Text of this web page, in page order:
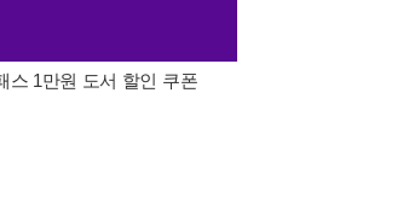
스 1만원 도서 할인 쿠폰